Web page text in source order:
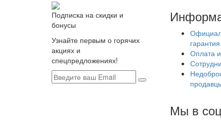
Подписка на скидки и
бонусы
Узнайте первым о горячих
акциях и
спецпредложениях!
гарантия
Оплата
Мы в